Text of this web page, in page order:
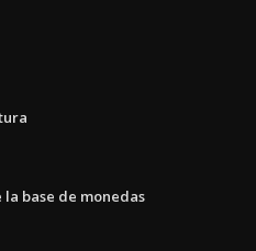
base de monedas